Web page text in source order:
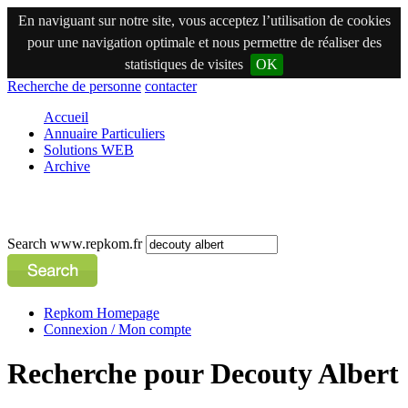
En naviguant sur notre site, vous acceptez l’utilisation de cookies
pour une navigation optimale et nous permettre de réaliser des
statistiques de visites
OK
Recherche de personne contacter
Accueil
Annuaire Particuliers
Solutions WEB
Archive
Search www.repkom.fr
Repkom Homepage
Connexion / Mon compte
Recherche pour Decouty Albert